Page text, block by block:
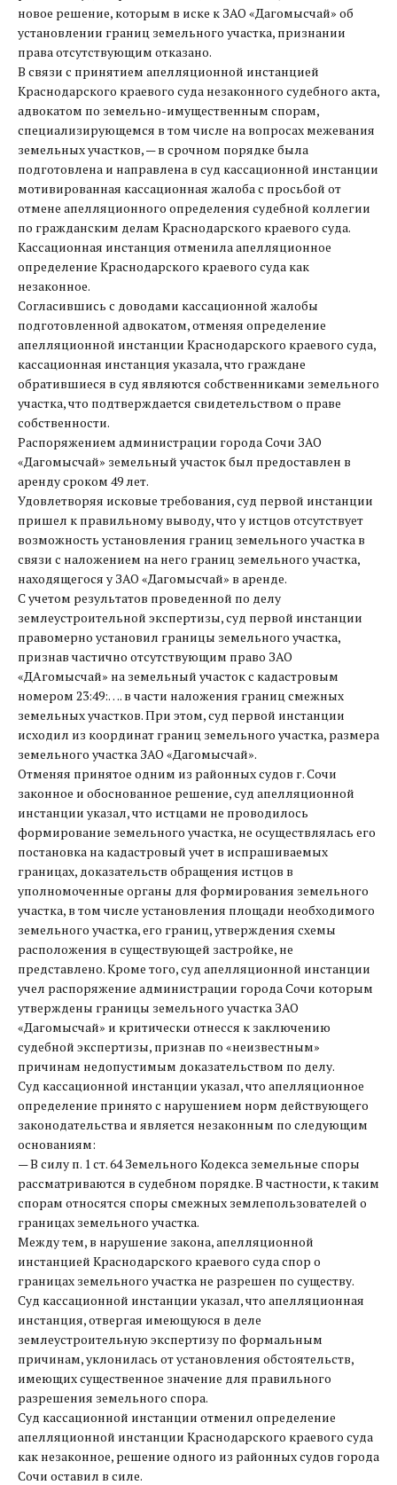
новое решение, которым в иске к ЗАО «Дагомысчай» об
установлении границ земельного участка, признании
права отсутствующим отказано.
В связи с принятием апелляционной инстанцией
Краснодарского краевого суда незаконного судебного акта,
адвокатом по земельно-имущественным спорам,
специализирующемся в том числе на вопросах межевания
земельных участков, — в срочном порядке была
подготовлена и направлена в суд кассационной инстанции
мотивированная кассационная жалоба с просьбой от
отмене апелляционного определения судебной коллегии
по гражданским делам Краснодарского краевого суда.
Кассационная инстанция отменила апелляционное
определение Краснодарского краевого суда как
незаконное.
Согласившись с доводами кассационной жалобы
подготовленной адвокатом, отменяя определение
апелляционной инстанции Краснодарского краевого суда,
кассационная инстанция указала, что граждане
обратившиеся в суд являются собственниками земельного
участка, что подтверждается свидетельством о праве
собственности.
Распоряжением администрации города Сочи ЗАО
«Дагомысчай» земельный участок был предоставлен в
аренду сроком 49 лет.
Удовлетворяя исковые требования, суд первой инстанции
пришел к правильному выводу, что у истцов отсутствует
возможность установления границ земельного участка в
связи с наложением на него границ земельного участка,
находящегося у ЗАО «Дагомысчай» в аренде.
С учетом результатов проведенной по делу
землеустроительной экспертизы, суд первой инстанции
правомерно установил границы земельного участка,
признав частично отсутствующим право ЗАО
«ДАгомысчай» на земельный участок с кадастровым
номером 23:49:…. в части наложения границ смежных
земельных участков. При этом, суд первой инстанции
исходил из координат границ земельного участка, размера
земельного участка ЗАО «Дагомысчай».
Отменяя принятое одним из районных судов г. Сочи
законное и обоснованное решение, суд апелляционной
инстанции указал, что истцами не проводилось
формирование земельного участка, не осуществлялась его
постановка на кадастровый учет в испрашиваемых
границах, доказательств обращения истцов в
уполномоченные органы для формирования земельного
участка, в том числе установления площади необходимого
земельного участка, его границ, утверждения схемы
расположения в существующей застройке, не
представлено. Кроме того, суд апелляционной инстанции
учел распоряжение администрации города Сочи которым
утверждены границы земельного участка ЗАО
«Дагомысчай» и критически отнесся к заключению
судебной экспертизы, признав по «неизвестным»
причинам недопустимым доказательством по делу.
Суд кассационной инстанции указал, что апелляционное
определение принято с нарушением норм действующего
законодательства и является незаконным по следующим
основаниям:
— В силу п. 1 ст. 64 Земельного Кодекса земельные споры
рассматриваются в судебном порядке. В частности, к таким
спорам относятся споры смежных землепользователей о
границах земельного участка.
Между тем, в нарушение закона, апелляционной
инстанцией Краснодарского краевого суда спор о
границах земельного участка не разрешен по существу.
Суд кассационной инстанции указал, что апелляционная
инстанция, отвергая имеющуюся в деле
землеустроительную экспертизу по формальным
причинам, уклонилась от установления обстоятельств,
имеющих существенное значение для правильного
разрешения земельного спора.
Суд кассационной инстанции отменил определение
апелляционной инстанции Краснодарского краевого суда
как незаконное, решение одного из районных судов города
Сочи оставил в силе.